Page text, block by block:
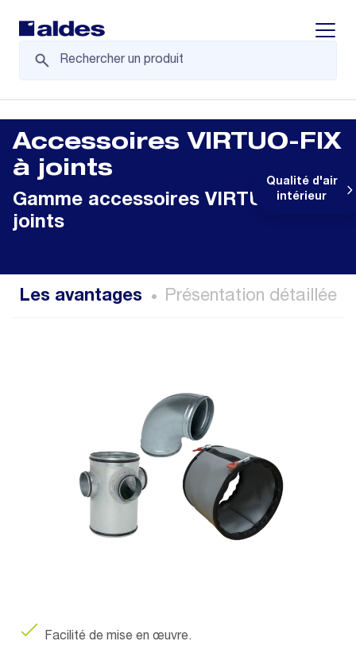
Qualité d'air
intérieur
Accessoires VIRTUO-FIX
à joints
Gamme accessoires VIRTUO-FIX à
joints
Les avantages Présentation détaillée
Facilité de mise en œuvre.